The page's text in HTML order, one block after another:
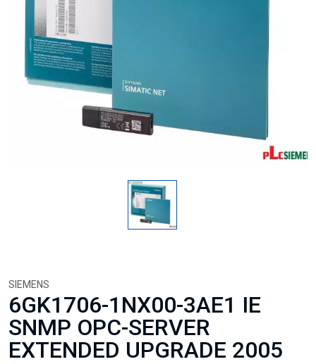
SIEMENS
6GK1706-1NX00-3AE1 IE
SNMP OPC-SERVER
EXTENDED UPGRADE 2005